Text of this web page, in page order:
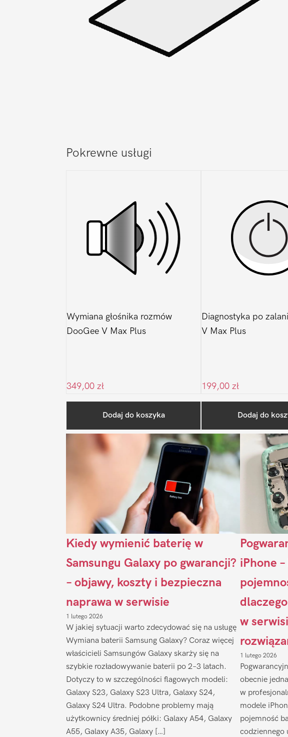
Pokrewne usługi
Wymiana głośnika rozmów
DooGee V Max Plus
349,00 zł
Dodaj do koszyka
Diagnostyka po
V Max Plus
199,00 zł
Dodaj do
Kiedy wymienić baterię w
Samsungu Galaxy po gwarancji?
– objawy, koszty i bezpieczna
naprawa w serwisie
1 lutego 2026
W jakiej sytuacji warto zdecydować się na usługę
Wymiana baterii Samsung Galaxy? Coraz więcej
właścicieli Samsungów Galaxy skarży się na
szybkie rozładowywanie baterii po 2–3 latach.
Dotyczy to w szczególności flagowych modeli:
Galaxy S23, Galaxy S23 Ultra, Galaxy S24,
Galaxy S24 Ultra. Podobne problemy mają
użytkownicy średniej półki: Galaxy A54, Galaxy
A55, Galaxy A35, Galaxy […]
iPhone
w
1 lutego 2026
obecnie
w
modele
pojemność
codziennego